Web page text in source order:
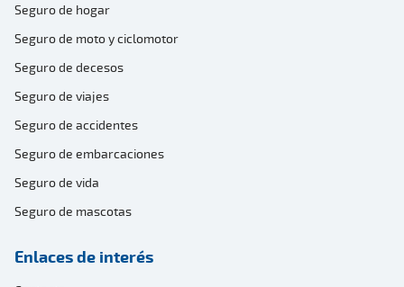
Seguro de hogar
Seguro de moto y ciclomotor
Seguro de decesos
Seguro de viajes
Seguro de accidentes
Seguro de embarcaciones
Seguro de vida
Seguro de mascotas
Enlaces de interés